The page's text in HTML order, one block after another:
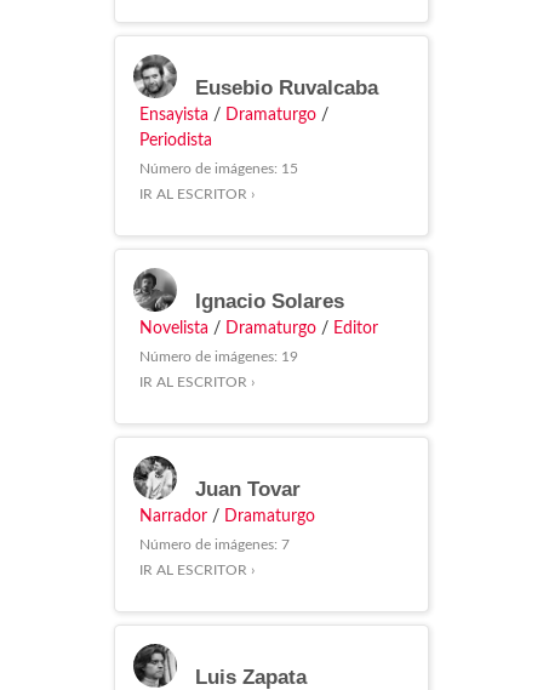
Eusebio Ruvalcaba
Ensayista / Dramaturgo /
Periodista
Número de imágenes: 15
IR AL ESCRITOR ›
Ignacio Solares
Novelista / Dramaturgo / Editor
Número de imágenes: 19
IR AL ESCRITOR ›
Juan Tovar
Narrador / Dramaturgo
Número de imágenes: 7
IR AL ESCRITOR ›
Luis Zapata